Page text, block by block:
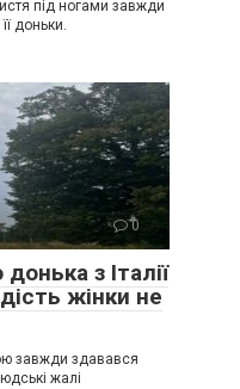
під ногами завжди
доньки.
0
з Італії
жінки не
завжди здавався
жалі